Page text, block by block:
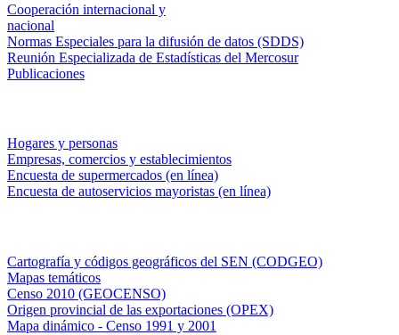
Cooperación internacional y
nacional
Normas Especiales para la difusión de datos (SDDS)
Reunión Especializada de Estadísticas del Mercosur
Publicaciones
Hogares y personas
Empresas, comercios y establecimientos
Encuesta de supermercados (en línea)
Encuesta de autoservicios mayoristas (en línea)
Cartografía y códigos geográficos del SEN (CODGEO)
Mapas temáticos
Censo 2010 (GEOCENSO)
Origen provincial de las exportaciones (OPEX)
Mapa dinámico - Censo 1991 y 2001